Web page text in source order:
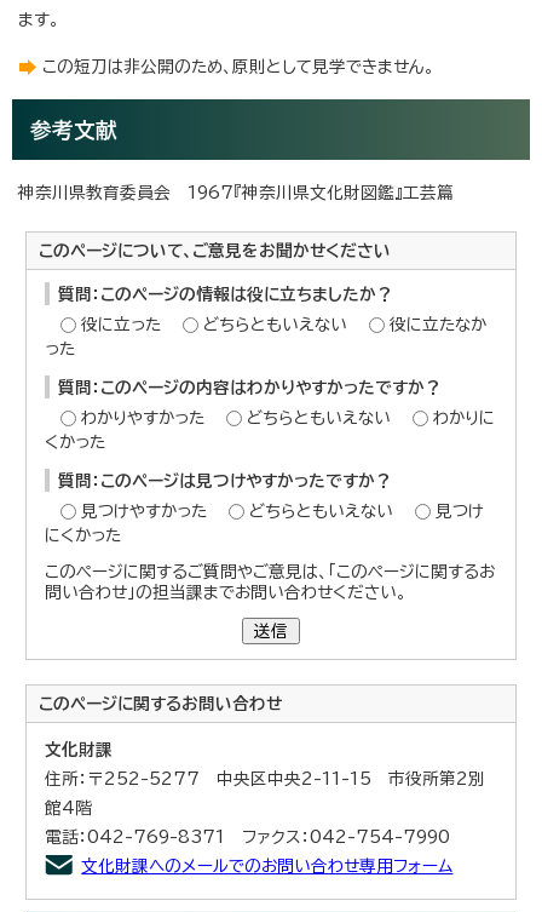
ます。
この短刀は非公開のため、原則として見学できません。
参考文献
神奈川県教育委員会 1967『神奈川県文化財図鑑』工芸篇
このページについて、ご意見をお聞かせください
質問：このページの情報は役に立ちましたか？
役に立った
どちらともいえない
役に立たなか
った
質問：このページの内容はわかりやすかったですか？
わかりやすかった
どちらともいえない
わかりに
くかった
質問：このページは見つけやすかったですか？
見つけやすかった
どちらともいえない
見つけ
にくかった
このページに関するご質問やご意見は、「このページに関するお
問い合わせ」の担当課までお問い合わせください。
送信
このページに関するお問い合わせ
文化財課
住所：〒252-5277 中央区中央2-11-15 市役所第2別
館4階
電話：042-769-8371 ファクス：042-754-7990
文化財課へのメールでのお問い合わせ専用フォーム